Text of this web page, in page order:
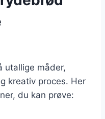
utallige måder,
kreativ proces. Her
du kan prøve: